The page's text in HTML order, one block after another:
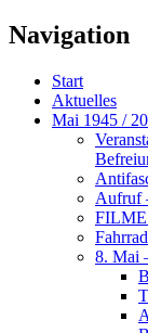
Navigation
Start
Aktuelles
Mai 1945 /
Aufruf
8. Mai